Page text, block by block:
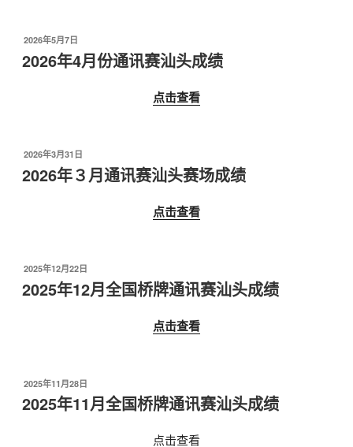
发
布
于
2026年5月7日
2026年4月份通讯赛汕头成绩
点击查看
发
布
于
2026年3月31日
2026年３月通讯赛汕头赛场成绩
点击查看
发
布
于
2025年12月22日
2025年12月全国桥牌通讯赛汕头成绩
点击查看
发
布
于
2025年11月28日
2025年11月全国桥牌通讯赛汕头成绩
点击查看